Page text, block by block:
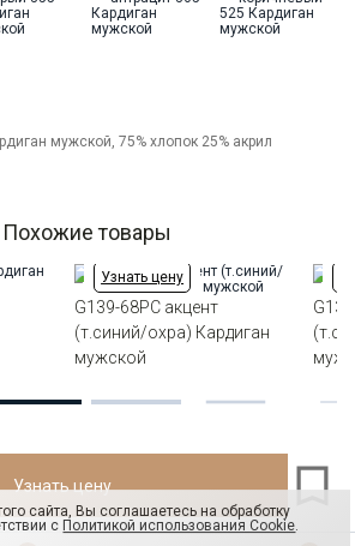
Кардиган на пуг. с отложным воротником
мужской, 75% хлопок 25% акрил
Похожие товары
Узнать цену
G139-68РС акцент
(т.синий/охра) Кардиган
мужской
Узнать цену
сайта, Вы соглашаетесь на обработку
с Политикой использования Cookie.